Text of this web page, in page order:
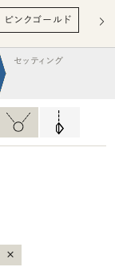
ピンクゴールド ハ
セッティング
×